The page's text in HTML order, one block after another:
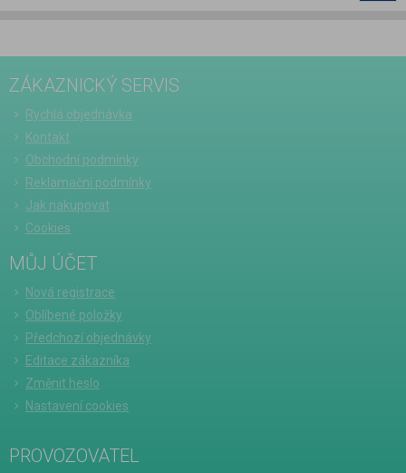
ZÁKAZNICKÝ SERVIS
Rychlá objednávka
Kontakt
Obchodní podmínky
Reklamační podmínky
Jak nakupovat
Cookies
MŮJ ÚČET
Nová registrace
Oblíbené položky
Předchozí objednávky
Editace zákazníka
Změnit heslo
Nastavení cookies
PROVOZOVATEL